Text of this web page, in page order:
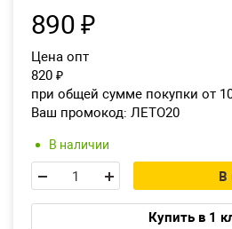
890 ₽
Цена опт
820 ₽
при общей сумме покупки от
Ваш промокод: ЛЕТО20
В наличии
В
Купить в 1